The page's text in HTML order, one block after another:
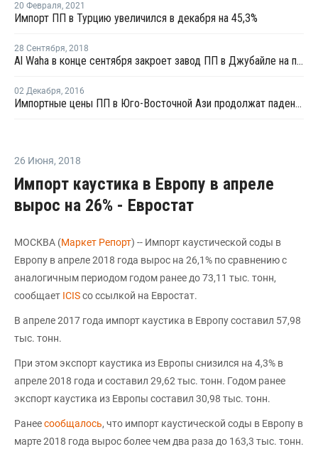
20 Февраля, 2021
Импорт ПП в Турцию увеличился в декабря на 45,3%
28 Сентября, 2018
Al Waha в конце сентября закроет завод ПП в Джубайле на профилактику
02 Декабря, 2016
Импортные цены ПП в Юго-Восточной Ази продолжат падение на фоне вялого спроса
26 Июня, 2018
Импорт каустика в Европу в апреле
вырос на 26% - Евростат
МОСКВА (Маркет Репорт) -- Импорт каустической соды в
Европу в апреле 2018 года вырос на 26,1% по сравнению с
аналогичным периодом годом ранее до 73,11 тыс. тонн,
сообщает ICISсо ссылкой на Евростат.
В апреле 2017 года импорт каустика в Европу составил 57,98
тыс. тонн.
При этом экспорт каустика из Европы снизился на 4,3% в
апреле 2018 года и составил 29,62 тыс. тонн. Годом ранее
экспорт каустика из Европы составил 30,98 тыс. тонн.
Ранеесообщалось, что импорт каустической соды в Европу в
марте 2018 года вырос более чем два раза до 163,3 тыс. тонн.